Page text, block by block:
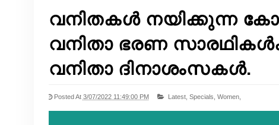
വനിതകൾ നയിക്കുന്ന
വനിതാ ഭരണ
വനിതാ ദിനാശംസകൾ.
Posted At 3/07/2022 11:49:00 PM Latest, Specials, Women,